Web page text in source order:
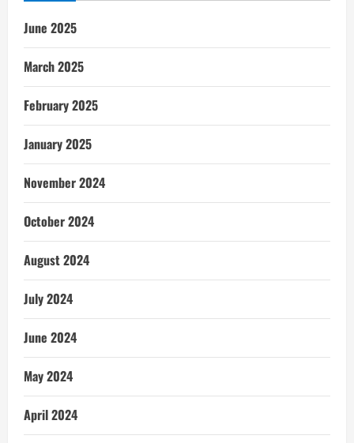
June 2025
March 2025
February 2025
January 2025
November 2024
October 2024
August 2024
July 2024
June 2024
May 2024
April 2024